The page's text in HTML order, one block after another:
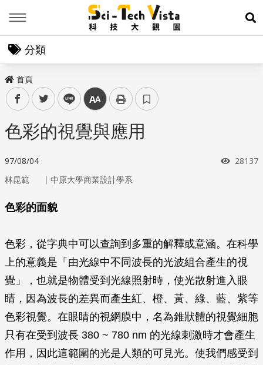
展
分類
首頁
facebooktwitter line 中
色彩的視覺與應用
97/08/04 瀏覽次
28137
林昆範 ｜ 中原大學商業設計學系
色彩的面貌
色彩，從字典中可以查詢到多重的解釋或意涵。在科學
上的意義是「由光線中不同波長的光波組合產生的視
覺」，也就是物體受到光線照射時，使光散射進入眼
睛，因為波長的差異而產生紅、橙、黃、綠、藍、紫等
色彩視覺。在眼睛的視網膜中，名為錐狀體的視覺細胞
只有在受到波長 380 ~ 780 nm 的光線刺激時才會產生
作用，因此這範圍的光是人類的可見光。使我們感受到